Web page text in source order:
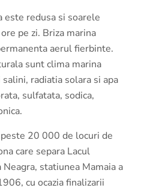
este redusa si soarele
pe zi. Briza marina
aerul fierbinte.
sunt clima marina
radiatia solara si apa
sulfatata, sodica,
20 000 de locuri de
care separa Lacul
statiunea Mamaia a
cu ocazia finalizarii